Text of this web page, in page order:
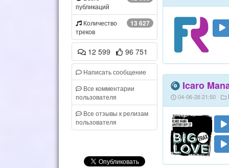
публикаций
13 627
Количество
треков
12 599 96 751
Написать сообщение
Все комментарии
пользователя
Все отзывы к релизам
пользователя
Icaro
04-06-26 21:50